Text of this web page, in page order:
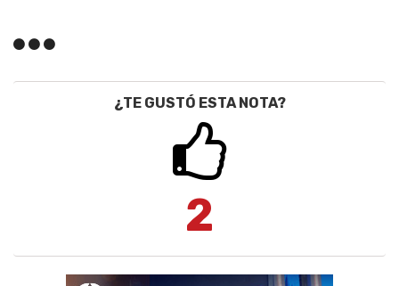
¿TE GUSTÓ ESTA NOTA?
2